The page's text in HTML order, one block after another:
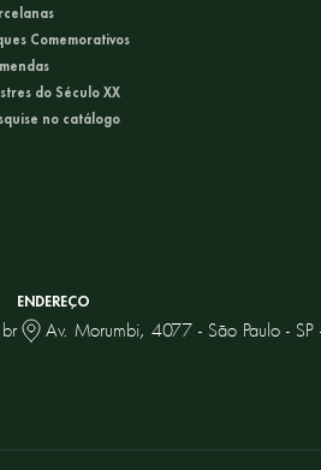
Comemorativos
do Século XX
no catálogo
ENDEREÇO
Av. Morumbi, 4077 - São Paulo -